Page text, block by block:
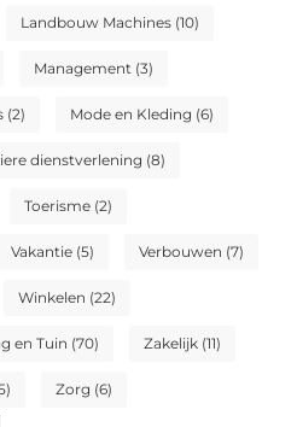
Landbouw Machines (10)
Management (3)
(2) Mode en Kleding (6)
dienstverlening (8)
Toerisme (2)
Vakantie (5) Verbouwen (7)
Winkelen (22)
en Tuin (70) Zakelijk (11)
Zorg (6)